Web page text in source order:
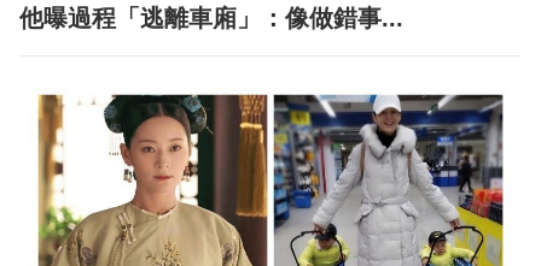
他曝過程「逃離車廂」：像做錯事...